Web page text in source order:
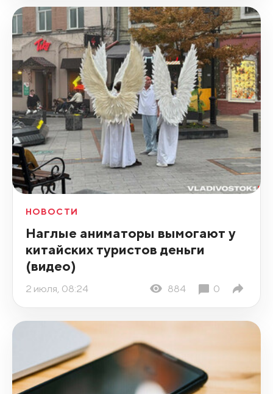
НОВОСТИ
Наглые аниматоры вымогают у
китайских туристов деньги
(видео)
2 июля, 08:24 884 0